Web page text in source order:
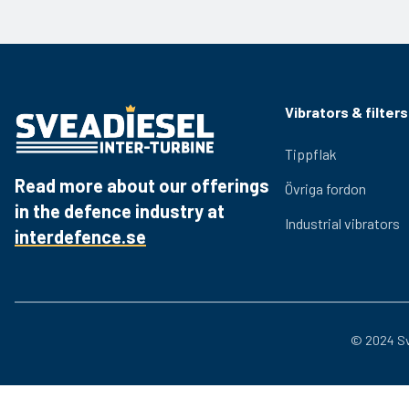
Vid montage på släp rekommenderas kopplingshandske, artnr
Read more about our offerings
in the defence industry at
interdefence.se
Vibrators & filters
Tippflak
Övriga fordon
Industrial vibrators
© 2024